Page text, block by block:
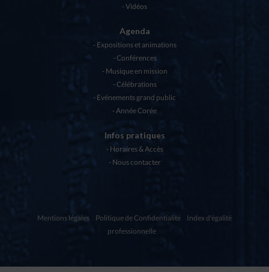
Vidéos
Agenda
Expositions et animations
Conférences
Musique en mission
Célébrations
Evénements grand public
Année Corée
Infos pratiques
Horaires & Accès
Nous contacter
Mentions légales Politique de Confidentialité
Index d'égalité
professionnelle